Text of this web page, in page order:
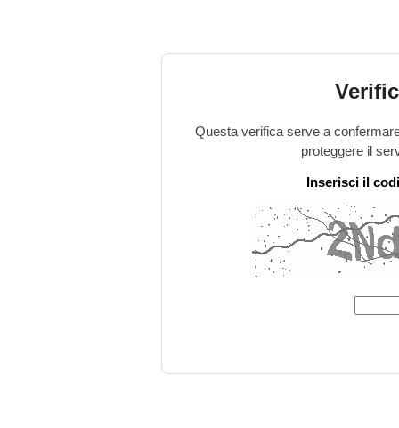
Questa verifica serve a
proteggere il
Inserisci il